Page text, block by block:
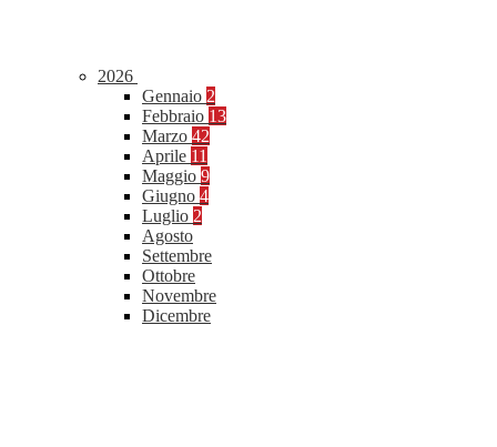
2026
Gennaio 2
Febbraio 13
Marzo 42
Aprile 11
Maggio 9
Giugno 4
Luglio 2
Agosto
Settembre
Ottobre
Novembre
Dicembre